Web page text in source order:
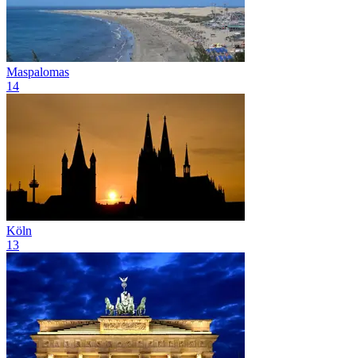
Maspalomas
14
Köln
13